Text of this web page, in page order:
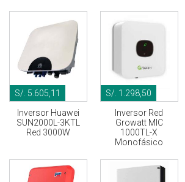
S/. 5.605,11
Inversor Huawei
SUN2000L-3KTL
Red 3000W
S/. 1.298,50
Inversor Red
Growatt MIC
1000TL-X
Monofásico